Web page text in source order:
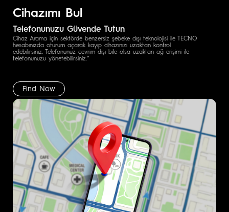
Cihazımı Bul
Telefonunuzu Güvende Tutun
Cihaz Arama için sektörde benzersiz şebeke dışı teknolojisi ile TECNO
hesabınızda oturum açarak kayıp cihazınızı uzaktan kontrol
edebilirsiniz. Telefonunuz çevrim dışı bile olsa uzaktan ağ erişimi ile
telefonunuzu yönetebilirsiniz.*
Find Now